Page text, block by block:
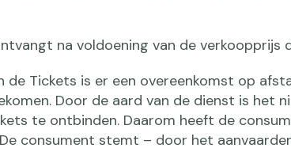
na voldoening van de verkoopprijs
de Tickets is er een overeenkomst op
Door de aard van de dienst is het
te ontbinden. Daarom heeft de
consument stemt – door het